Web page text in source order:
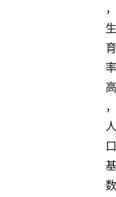
，
生
育
率
高
，
人
口
基
数